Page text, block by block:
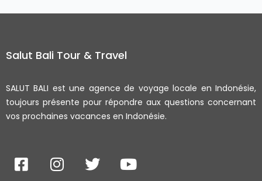
Salut Bali Tour & Travel
SALUT BALI est une agence de voyage locale en Indonésie,
toujours présente pour répondre aux questions concernant
vos prochaines vacances en Indonésie.
F
a
I
n
T
w
Y
o